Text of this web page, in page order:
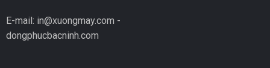
E-mail: in@xuongmay.com -
dongphucbacninh.com